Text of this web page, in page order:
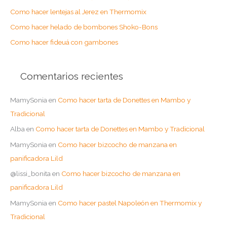
o
r
Como hacer lentejas al Jerez en Thermomix
Como hacer helado de bombones Shoko-Bons
Como hacer fideuá con gambones
Comentarios recientes
MamySonia en Como hacer tarta de Donettes en Mambo y
Tradicional
Albaen Como hacer tarta de Donettes en Mambo y Tradicional
MamySonia en Como hacer bizcocho de manzana en
panificadora Lild
@lissi_bonitaen Como hacer bizcocho de manzana en
panificadora Lild
MamySonia en Como hacer pastel Napoleón en Thermomix y
Tradicional